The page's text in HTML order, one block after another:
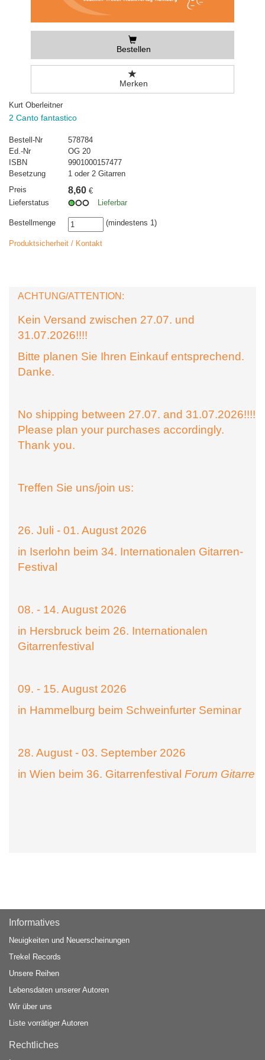
Bestellen
Merken
Kurt Oberleitner
2 Canto fantastico
Bestell-Nr
578784
Ed.-Nr
OG 20
ISBN
9901000157477
Besetzung
1 oder 2 Gitarren
Preis
8,60 €
Lieferstatus
Lieferbar
Bestellmenge (mindestens 1)
Produktsicherheit / Kontakt
ACHTUNG/ATTENTION:
Kein Versand zwischen 27.07. und
31.07.2026!!!!
Bitte planen Sie Ihren Einkauf entsprechend.
Danke.
No shipping between 27.07. and 31.07.2026!!!!
Please plan your purchases accordingly.
Thank you.
Treffen Sie uns/join us:
26. Juli - 01. August 2026
in Iserlohn beim 34. Internationalen Gitarren-
Festival
08. - 14. August 2026
in Hersbruck beim 26. Internationalen
Gitarrenfestival
09. - 15. August 2026
in Hammelburg beim Schweinfurter Seminar
28. August - 03. September 2026
in Wien beim 36. Gitarrenfestival Forum Gitarre
Informatives
Neuigkeiten und Neuerscheinungen
Trekel Records
Unsere Reihen
Lebensdaten unserer Autoren
Wir über uns
Liste vorrätiger Autoren
Rechtliches